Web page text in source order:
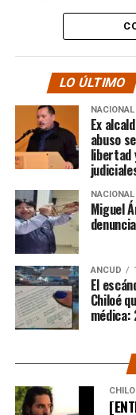
La solidaridad y
sino que se superó
cómputo dado a
$3.689.545.200.
Según Camila
millones sería
asociados al
millonessolo
otros gastos
tratamiento
«,
Pero, volviendo al
imposible de
simple chequeo de
como un anhelo
$200 millones sean
pequeño de año y
de Tomás Ross y,
emprendió una
LO ÚLTIMO
NACIONAL
Ex
abuso
libertad
NACIONAL
Miguel
ANCUD
El
Chiloé
médica: